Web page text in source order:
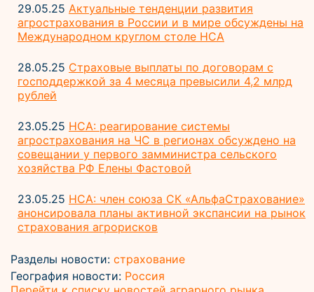
29.05.25 Актуальные тенденции развития
агрострахования в России и в мире обсуждены на
Международном круглом столе НСА
28.05.25 Страховые выплаты по договорам с
господдержкой за 4 месяца превысили 4,2 млрд
рублей
23.05.25 НСА: реагирование системы
агрострахования на ЧС в регионах обсуждено на
совещании у первого замминистра сельского
хозяйства РФ Елены Фастовой
23.05.25 НСА: член союза СК «АльфаСтрахование»
анонсировала планы активной экспансии на рынок
страхования агрорисков
Разделы новости: страхование
География новости: Россия